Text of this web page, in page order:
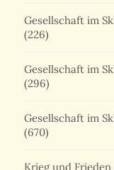
Gesellschaft im
(226)
Gesellschaft im
(296)
Gesellschaft im
(670)
Krieg und Frieden